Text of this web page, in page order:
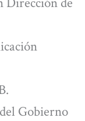
Gobierno